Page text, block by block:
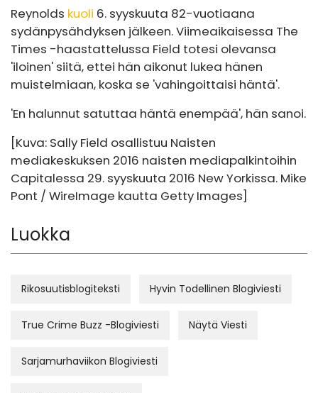
Reynolds kuoli 6. syyskuuta 82-vuotiaana
sydänpysähdyksen jälkeen. Viimeaikaisessa The
Times -haastattelussa Field totesi olevansa
'iloinen' siitä, ettei hän aikonut lukea hänen
muistelmiaan, koska se 'vahingoittaisi häntä'.
'En halunnut satuttaa häntä enempää', hän sanoi.
[Kuva: Sally Field osallistuu Naisten
mediakeskuksen 2016 naisten mediapalkintoihin
Capitalessa 29. syyskuuta 2016 New Yorkissa. Mike
Pont / WireImage kautta Getty Images]
Luokka
Rikosuutisblogiteksti Hyvin Todellinen Blogiviesti
True Crime Buzz -Blogiviesti Näytä Viesti
Sarjamurhaviikon Blogiviesti